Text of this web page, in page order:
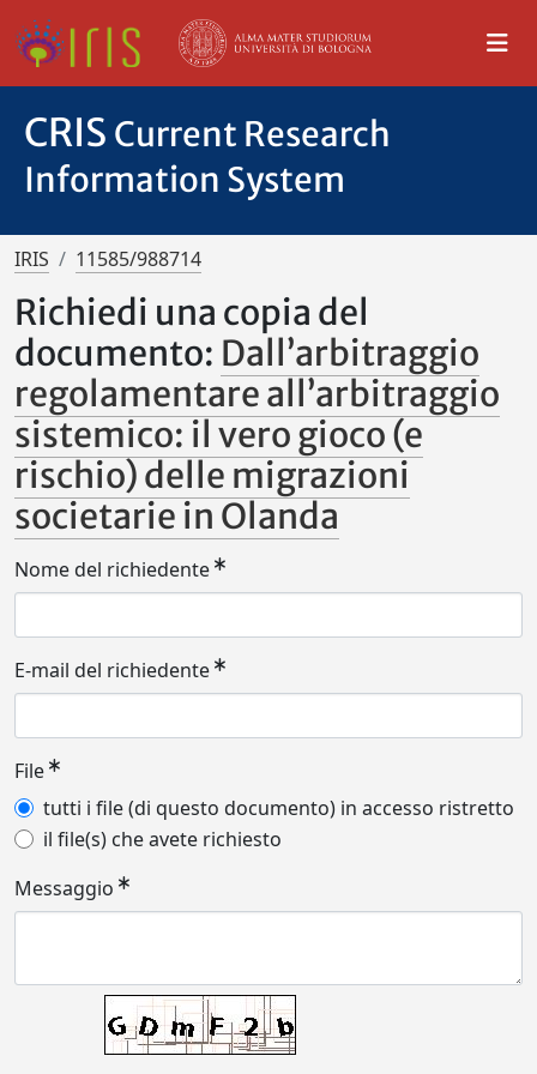
CRIS Current Research
Information System
IRIS 11585/988714
Richiedi una copia del
documento: Dall’arbitraggio
regolamentare all’arbitraggio
sistemico: il vero gioco (e
rischio) delle migrazioni
societarie in Olanda
Nome del richiedente
E-mail del richiedente
File
tutti i file (di questo documento) in accesso ristretto
il file(s) che avete richiesto
Messaggio